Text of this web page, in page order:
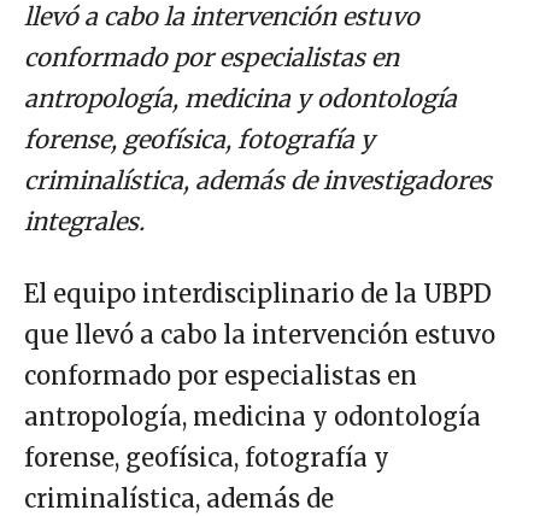
llevó a cabo la intervención estuvo
conformado por especialistas en
antropología, medicina y odontología
forense, geofísica, fotografía y
criminalística, además de investigadores
integrales.
El equipo interdisciplinario de la UBPD
que llevó a cabo la intervención estuvo
conformado por especialistas en
antropología, medicina y odontología
forense, geofísica, fotografía y
criminalística, además de